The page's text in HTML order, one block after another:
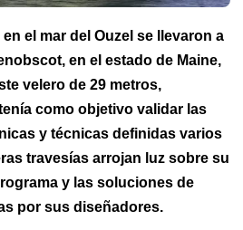
el mar del Ouzel se llevaron a
en el estado de Maine,
velero de 29 metros,
como objetivo validar las
y técnicas definidas varios
travesías arrojan luz sobre su
y las soluciones de
por sus diseñadores.